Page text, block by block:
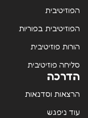
הפוזיטיבית
הפוזיטיבית בפוריות
הורות פוזיטיבית
סליחה פוזיטיבית
הדרכה
הרצאות וסדנאות
עוד ניפגש